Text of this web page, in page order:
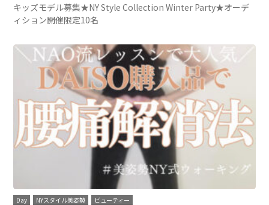
キッズモデル募集★NY Style Collection Winter Party★オーデ
ィション開催限定10名
Day NYスタイル美姿勢
ビューティー